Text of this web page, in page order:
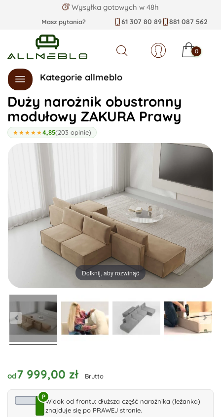
Wysyłka gotowych w 48h
Masz pytania? 61 307 80 89 881 087 562
Szukaj 0
Kategorie allmeblo
Duży narożnik obustronny
modułowy ZAKURA Prawy
★★★★★4,85(203 opinie)
Dotknij, aby rozwinąć
od7 999,00 zł Brutto
P
Widok od frontu: dłuższa część narożnika (leżanka)
znajduje się po PRAWEJ stronie.